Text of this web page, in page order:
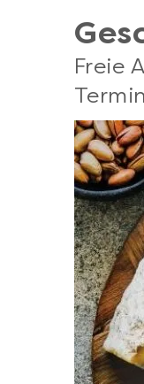
Freie